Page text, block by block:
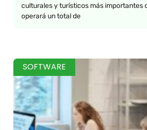
culturales y turísticos más importantes
operará un total de
SOFTWARE